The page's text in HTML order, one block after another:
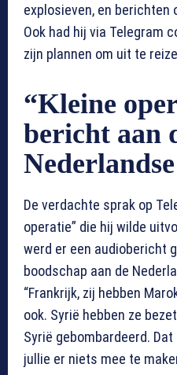
explosieven, en berichten
Ook had hij via Telegram
zijn plannen om uit te
“Kleine
bericht aan
De verdachte sprak op
operatie” die hij wilde
werd er een audiobericht
boodschap aan de
“Frankrijk, zij hebben
ook. Syrië hebben ze
Syrië gebombardeerd.
jullie er niets mee te